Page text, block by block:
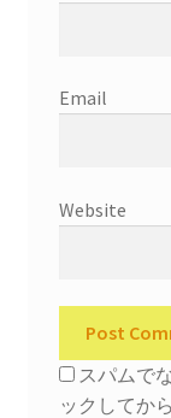
Email
Website
スパムで
ックしてか